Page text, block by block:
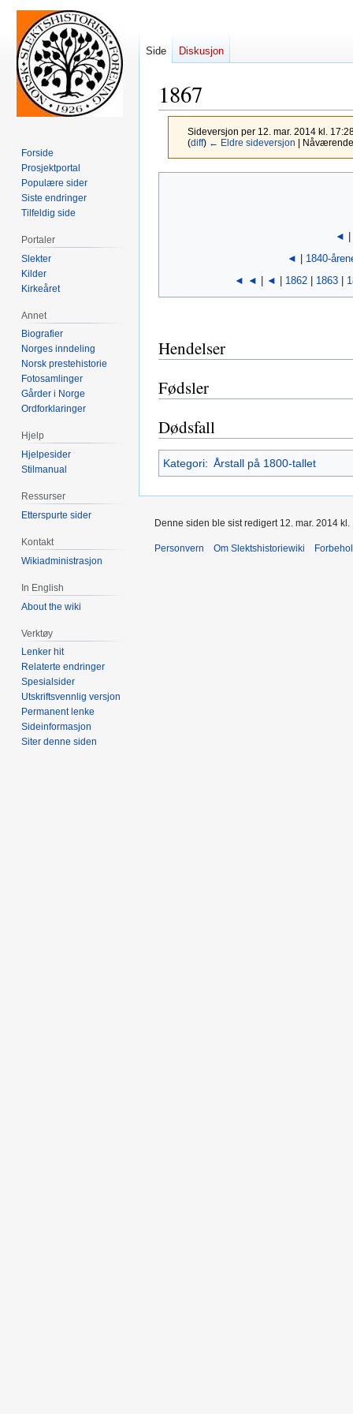
1867
Sideversjon per 12. mar. 2014 kl.
(diff) ← Eldre sideversjon |
◄
◄
1840-
◄ ◄ | ◄ | 1862 | 1863 |
Hendelser
Fødsler
Dødsfall
Kategori: Årstall på 1800-tallet
Side Diskusjon
Forside
Prosjektportal
Populære sider
Siste endringer
Tilfeldig side
Portaler
Slekter
Kilder
Kirkeåret
Annet
Biografier
Norges inndeling
Norsk prestehistorie
Fotosamlinger
Gårder i Norge
Ordforklaringer
Hjelp
Hjelpesider
Stilmanual
Ressurser
Etterspurte sider
Kontakt
Wikiadministrasjon
In English
About the wiki
Verktøy
Lenker hit
Relaterte endringer
Spesialsider
Utskriftsvennlig versjon
Permanent lenke
Sideinformasjon
Siter denne siden
Denne siden ble sist redigert 12. mar. 2014 kl.
Personvern Om Slektshistoriewiki